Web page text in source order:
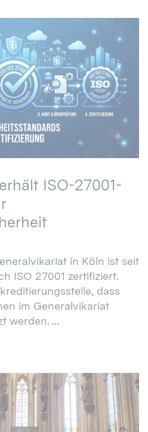
ISO-27001-
in Köln ist seit
ISO 27001 zertifiziert.
dass
im Generalvikariat
werden. ...